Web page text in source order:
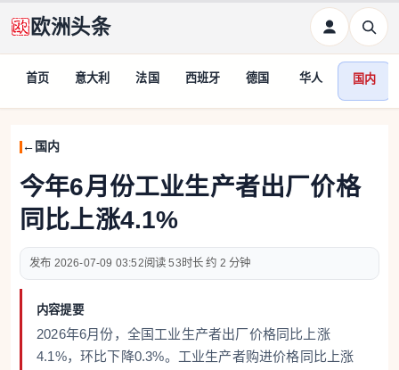
欧洲头条
首页 意大利 法国 西班牙 德国 华人 国内
国内
今年6月份工业生产者出厂价格
同比上涨4.1%
2026-07-09 03:52 53 约 2 分钟
内容提要
2026年6月份，全国工业生产者出厂价格同比上涨
4.1%，环比下降0.3%。工业生产者购进价格同比上涨